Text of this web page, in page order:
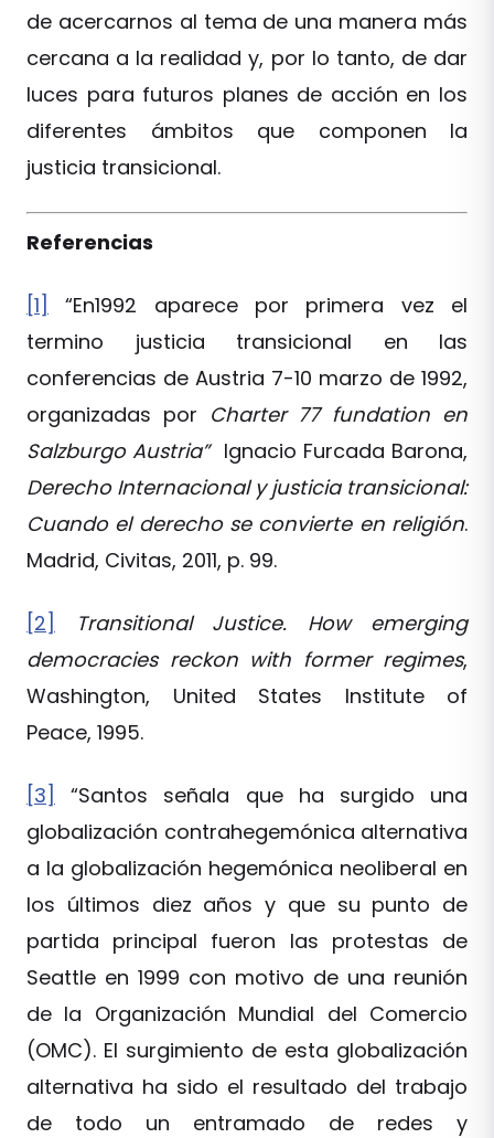
de acercarnos al tema de una manera más
cercana a la realidad y, por lo tanto, de dar
luces para futuros planes de acción en los
diferentes ámbitos que componen la
justicia transicional.
Referencias
[1]
“En1992 aparece por primera vez el
termino justicia transicional en las
conferencias de Austria 7-10 marzo de 1992,
organizadas por Charter 77 fundation en
Salzburgo Austria” Ignacio Furcada Barona,
Derecho Internacional y justicia transicional:
Cuando el derecho se convierte en religión.
Madrid, Civitas, 2011, p. 99.
[2]
Transitional Justice. How emerging
democracies reckon with former regimes,
Washington, United States Institute of
Peace, 1995.
[3]
“Santos señala que ha surgido una
globalización contrahegemónica alternativa
a la globalización hegemónica neoliberal en
los últimos diez años y que su punto de
partida principal fueron las protestas de
Seattle en 1999 con motivo de una reunión
de la Organización Mundial del Comercio
(OMC). El surgimiento de esta globalización
alternativa ha sido el resultado del trabajo
de todo un entramado de redes y